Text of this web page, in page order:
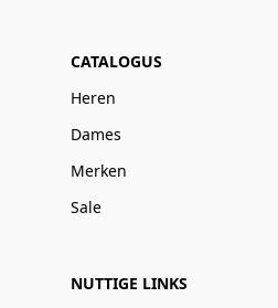
CATALOGUS
Heren
Dames
Merken
Sale
NUTTIGE LINKS